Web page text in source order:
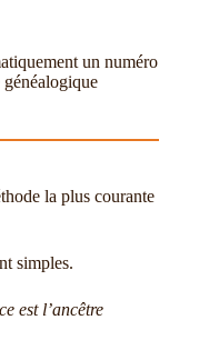
un numéro
la plus courante
simples.
est l’ancêtre